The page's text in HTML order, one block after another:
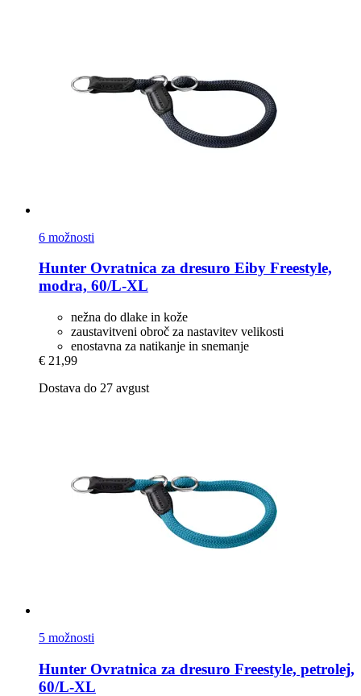
6 možnosti
Hunter Ovratnica za dresuro Eiby Freestyle,
modra, 60/L-​XL
nežna do dlake in kože
zaustavitveni obroč za nastavitev velikosti
enostavna za natikanje in snemanje
€ 21,99
Dostava do 27 avgust
5 možnosti
Hunter Ovratnica za dresuro Freestyle, petrolej,
60/L-​XL